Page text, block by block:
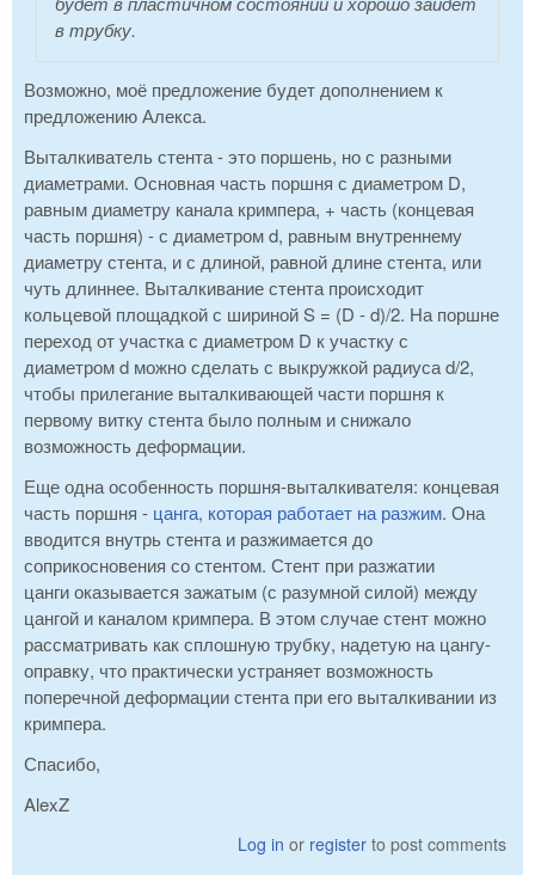
в трубку.
Возможно, моё предложение будет дополнением к
предложению Алекса.
Выталкиватель стента - это поршень, но с разными
диаметрами. Основная часть поршня с диаметром D,
равным диаметру канала кримпера, + часть (концевая
часть поршня) - с диаметром d, равным внутреннему
диаметру стента, и с длиной, равной длине стента, или
чуть длиннее. Выталкивание стента происходит
кольцевой площадкой с шириной S = (D - d)/2. На поршне
переход от участка с диаметром D к участку с
диаметром d можно сделать с выкружкой радиуса d/2,
чтобы прилегание выталкивающей части поршня к
первому витку стента было полным и снижало
возможность деформации.
Еще одна особенность поршня-выталкивателя: концевая
часть поршня - цанга, которая работает на разжим. Она
вводится внутрь стента и разжимается до
соприкосновения со стентом. Стент при разжатии
цанги оказывается зажатым (с разумной силой) между
цангой и каналом кримпера. В этом случае стент можно
рассматривать как сплошную трубку, надетую на цангу-
оправку, что практически устраняет возможность
поперечной деформации стента при его выталкивании из
кримпера.
Спасибо,
AlexZ
Log in or register to post comments